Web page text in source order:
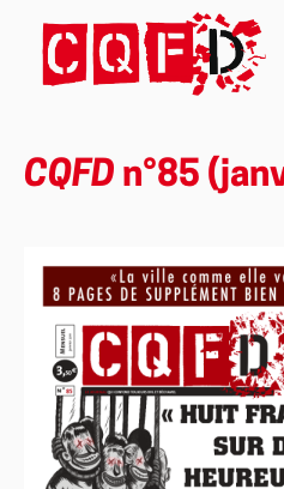
CQFD n°85